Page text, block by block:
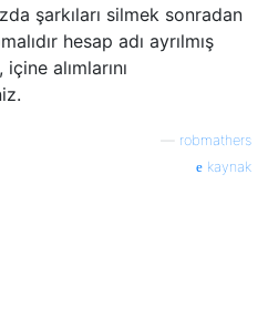
şarkıları silmek sonradan
hesap adı ayrılmış
alımlarını
robmathers
kaynak